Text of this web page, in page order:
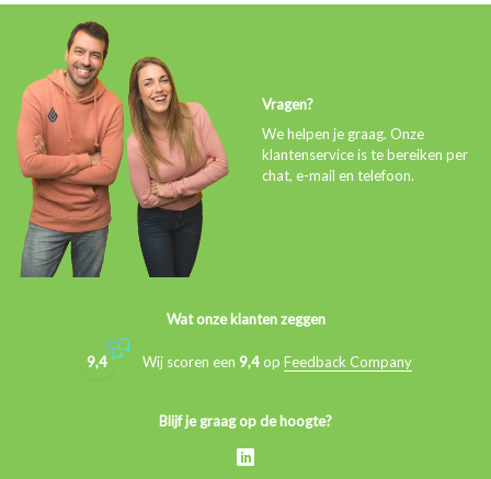
Vragen?
We helpen je graag. Onze
klantenservice is te bereiken per
chat, e-mail en telefoon.
Wat onze klanten zeggen
9,4 Wij scoren een 9,4op Feedback Company
Blijf je graag op de hoogte?